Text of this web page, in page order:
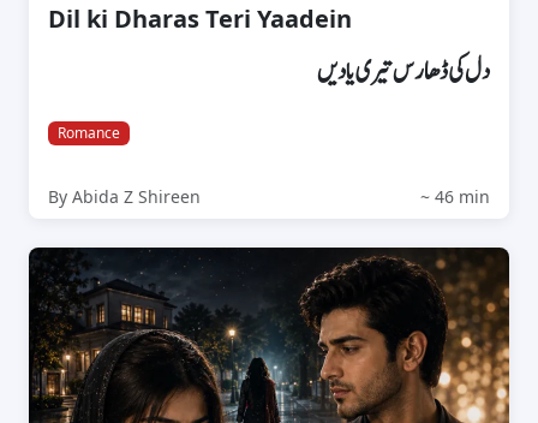
Dil ki Dharas Teri Yaadein
دل کی ڈھارس تیری یادیں
Romance
By Abida Z Shireen ~ 46 min